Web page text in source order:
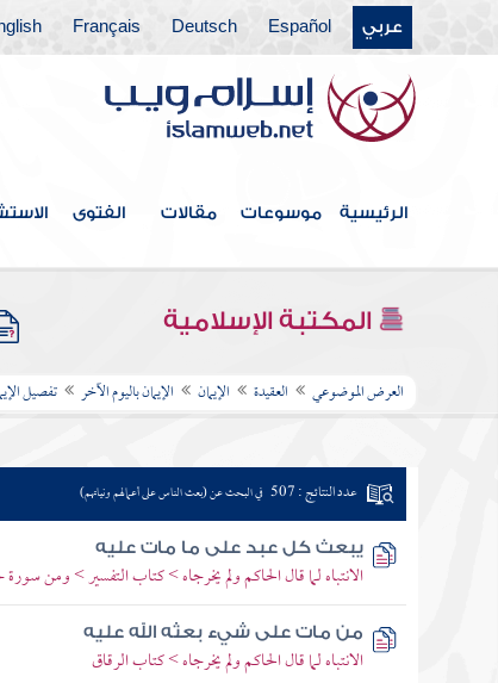
عربي Español
Deutsch
Français
الرئيسية موسوعات مقالات الفتوى
المكتبة الإسلامية
العرض الموضوعي العقيدة الإيمان الإيمان باليوم الآخر تفصيل
عدد النتائج : 507 في البحث عن (بعث الناس على أعمالهم ونياتهم)
يبعث كل عبد على ما مات عليه
الانتباه لما قال الحاكم ولم يخرجاه > كتاب التفسير > ومن
من مات على شيء بعثه الله عليه
الانتباه لما قال الحاكم ولم يخرجاه > كتاب الرقاق